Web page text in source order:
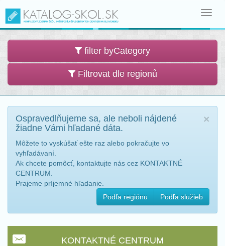
filter byCategory
Filtrovat dle regionů
×
Ospravedlňujeme sa, ale neboli nájdené
žiadne Vámi hľadané dáta.
Môžete to vyskúšať ešte raz alebo pokračujte vo
vyhľadávaní.
Ak chcete pomôcť, kontaktujte nás cez KONTAKTNÉ
CENTRUM.
Prajeme príjemné hľadanie.
Podľa regiónu
Podľa služieb
KONTAKTNÉ CENTRUM